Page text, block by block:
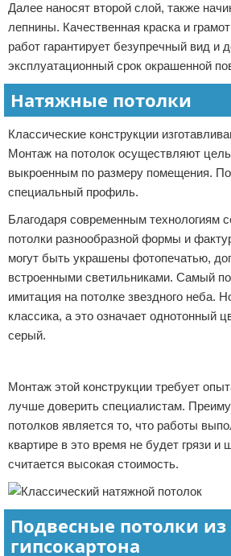
Далее наносят второй слой, также
лепнины. Качественная краска и
работ гарантирует безупречный вид и
эксплуатационный срок окрашенной
Натяжные потолки
Классические конструкции
Монтаж на потолок осуществляют
выкроенным по размеру помещения.
специальный профиль.
Благодаря современным технологиям
потолки разнообразной формы и
могут быть украшены фотопечатью,
встроенными светильниками. Самый
имитация на потолке звездного неба.
классика, а это означает однотонный
серый.
Монтаж этой конструкции требует
лучше доверить специалистам.
потолков является то, что работы
квартире в это время не будет грязи
считается высокая стоимость.
Подвесные потолки из
гипсокартона